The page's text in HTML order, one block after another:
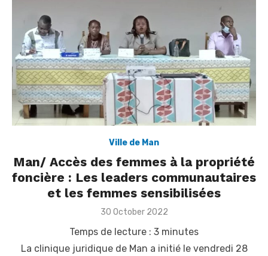
Ville de Man
Man/ Accès des femmes à la propriété
foncière : Les leaders communautaires
et les femmes sensibilisées
Posted
30 October 2022
Temps de lecture : 3 minutes
La clinique juridique de Man a initié le vendredi 28